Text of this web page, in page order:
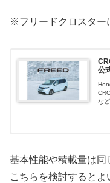
※フリードクロスター
公
な
基本性能や積載量は
こちらを検討するとよ